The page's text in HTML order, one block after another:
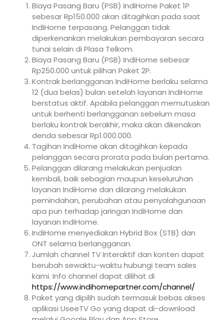
Biaya Pasang Baru (PSB) IndiHome Paket 1P
sebesar Rp150.000 akan ditagihkan pada saat
IndiHome terpasang. Pelanggan tidak
diperkenankan melakukan pembayaran secara
tunai selain di Plasa Telkom.
Biaya Pasang Baru (PSB) IndiHome sebesar
Rp250.000 untuk pilihan Paket 2P.
Kontrak berlangganan IndiHome berlaku selama
12 (dua belas) bulan setelah layanan IndiHome
berstatus aktif. Apabila pelanggan memutuskan
untuk berhenti berlangganan sebelum masa
berlaku kontrak berakhir, maka akan dikenakan
denda sebesar Rp1.000.000.
Tagihan IndiHome akan ditagihkan kepada
pelanggan secara prorata pada bulan pertama.
Pelanggan dilarang melakukan penjualan
kembali, baik sebagian maupun keseluruhan
layanan IndiHome dan dilarang melakukan
pemindahan, perubahan atau penyalahgunaan
apa pun terhadap jaringan IndiHome dan
layanan IndiHome.
IndiHome menyediakan Hybrid Box (STB) dan
ONT selama berlangganan.
Jumlah channel TV Interaktif dan konten dapat
berubah sewaktu-waktu hubungi team sales
kami. Info channel dapat dilihat di
https://www.indihomepartner.com/channel/
Paket yang dipilih sudah termasuk bebas akses
aplikasi UseeTV Go yang dapat di-download